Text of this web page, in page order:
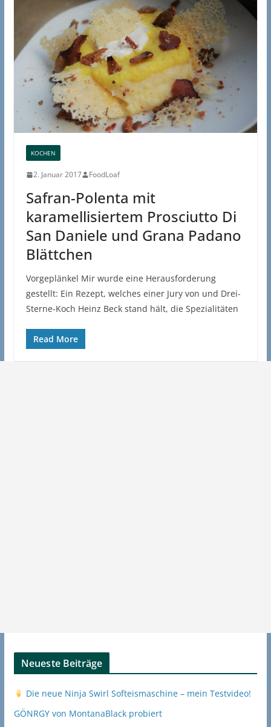
KOCHEN
2. Januar 2017 FoodLoaf
Safran-Polenta mit
karamellisiertem Prosciutto Di
San Daniele und Grana Padano
Blättchen
Vorgeplänkel Mir wurde eine Herausforderung
gestellt: Ein Rezept, welches einer Jury von und Drei-
Sterne-Koch Heinz Beck stand hält, die Spezialitäten
Read More
Neueste Beiträge
Die neue Ninja Swirl Softeismaschine – mein Testvideo!
GÖNRGY von MontanaBlack probiert